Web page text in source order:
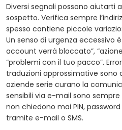
Diversi segnali possono aiutarti
sospetto. Verifica sempre
spesso contiene piccole
Un senso di urgenza eccessivo
account verrà bloccato”,
“problemi con il tuo pacco”.
traduzioni approssimative sono
aziende serie curano la
sensibili via e-mail sono
non chiedono mai PIN,
tramite e-mail o SMS.